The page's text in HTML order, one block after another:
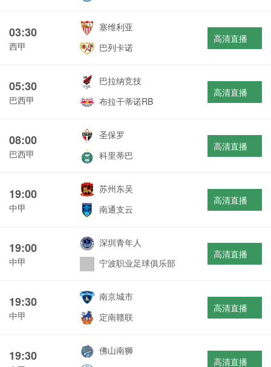
03:30
西甲
塞维利亚
巴列卡诺
高清直播
05:30
巴西甲
巴拉纳竞技
布拉干蒂诺RB
高清直播
08:00
巴西甲
圣保罗
科里蒂巴
高清直播
19:00
中甲
苏州东吴
南通支云
高清直播
19:00
中甲
深圳青年人
宁波职业足球俱乐部
高清直播
19:30
中甲
南京城市
定南赣联
高清直播
19:30
佛山南狮
高清直播